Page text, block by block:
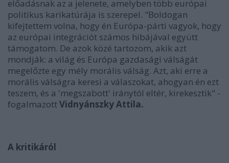
előadásnak az a jelenete, amelyben több európai
politikus karikatúrája is szerepel. "Boldogan
kifejtettem volna, hogy én Európa-párti vagyok, hogy
az európai integrációt számos hibájával együtt
támogatom. De azok közé tartozom, akik azt
mondják: a világ és Európa gazdasági válságát
megelőzte egy mély morális válság. Azt, aki erre a
morális válságra keresi a válaszokat, ahogyan én ezt
teszem, és a 'megszabott' iránytól eltér, kirekesztik" -
fogalmazottVidnyánszky Attila.
A kritikáról